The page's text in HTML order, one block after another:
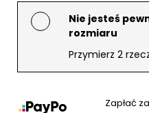
Nie jesteś
rozmiaru
Przymierz 2
Zapłać